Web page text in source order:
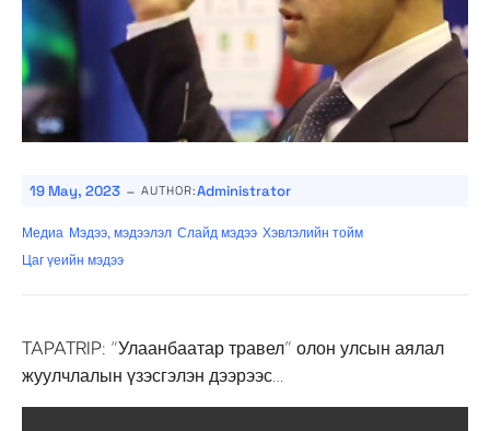
19 May, 2023 - AUTHOR:Administrator
Медиа Мэдээ, мэдээлэл Слайд мэдээ Хэвлэлийн тойм
Цаг үеийн мэдээ
TAPATRIP: “Улаанбаатар травел” олон улсын аялал
жуулчлалын үзэсгэлэн дээрээс…